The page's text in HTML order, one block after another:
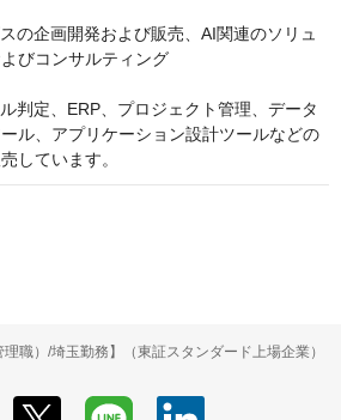
の企画開発および販売、AI関連のソリュ
びコンサルティング
判定、ERP、プロジェクト管理、データ
ル、アプリケーション設計ツールなどの
職）/埼玉勤務】（東証スタンダード上場企業）